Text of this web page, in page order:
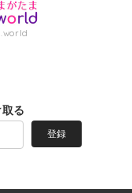
る
登録